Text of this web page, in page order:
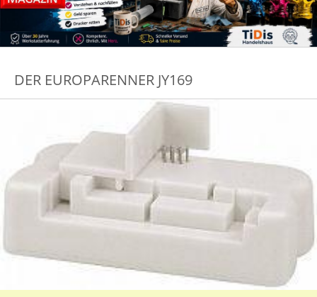
DER EUROPARENNER JY169